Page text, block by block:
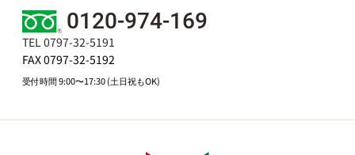
0120-974-169
TEL 0797-32-5191
FAX 0797-32-5192
受付時間 9:00〜17:30 (土日祝もOK)